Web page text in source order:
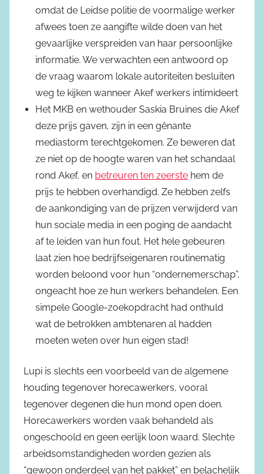
omdat de Leidse politie de voormalige werker
afwees toen ze aangifte wilde doen van het
gevaarlijke verspreiden van haar persoonlijke
informatie. We verwachten een antwoord op
de vraag waarom lokale autoriteiten besluiten
weg te kijken wanneer Akef werkers intimideert
Het MKB en wethouder Saskia Bruines die Akef
deze prijs gaven, zijn in een gênante
mediastorm terechtgekomen. Ze beweren dat
ze niet op de hoogte waren van het schandaal
rond Akef, en betreuren ten zeerste hem de
prijs te hebben overhandigd. Ze hebben zelfs
de aankondiging van de prijzen verwijderd van
hun sociale media in een poging de aandacht
af te leiden van hun fout. Het hele gebeuren
laat zien hoe bedrijfseigenaren routinematig
worden beloond voor hun “ondernemerschap”,
ongeacht hoe ze hun werkers behandelen. Een
simpele Google-zoekopdracht had onthuld
wat de betrokken ambtenaren al hadden
moeten weten over hun eigen stad!
Lupi is slechts een voorbeeld van de algemene
houding tegenover horecawerkers, vooral
tegenover degenen die hun mond open doen.
Horecawerkers worden vaak behandeld als
ongeschoold en geen eerlijk loon waard. Slechte
arbeidsomstandigheden worden gezien als
“gewoon onderdeel van het pakket” en belachelijk